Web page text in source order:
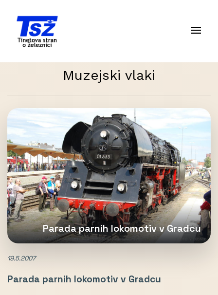
Muzejski vlaki
Parada parnih lokomotiv v Gradcu
19.5.2007
Parada parnih lokomotiv v Gradcu